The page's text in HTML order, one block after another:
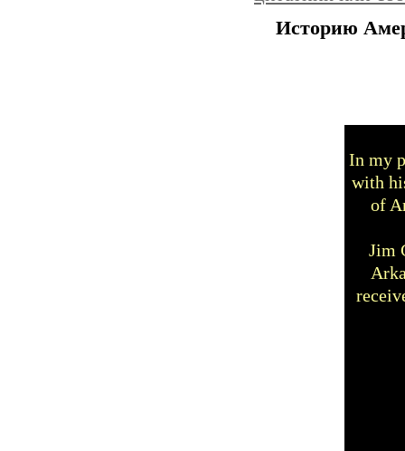
Историю
In my
with
of
Jim